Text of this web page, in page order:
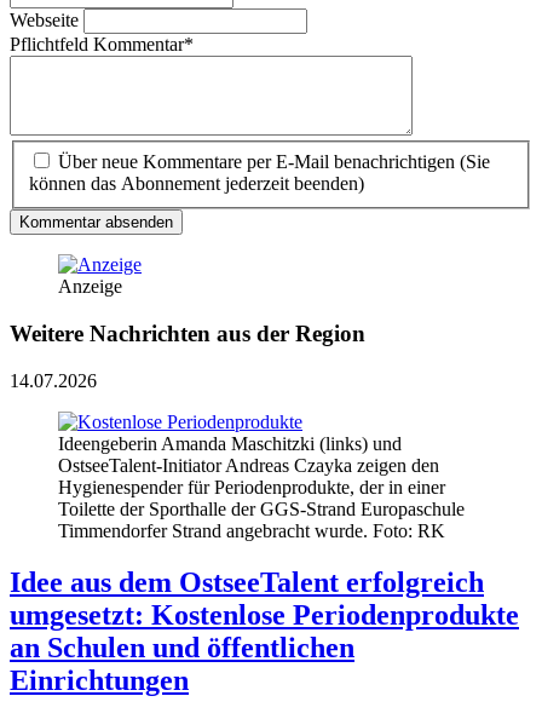
Webseite
Pflichtfeld Kommentar*
Über neue Kommentare per E-Mail benachrichtigen (Sie
können das Abonnement jederzeit beenden)
Kommentar absenden
Anzeige
Weitere Nachrichten aus der Region
14.07.2026
Ideengeberin Amanda Maschitzki (links) und
OstseeTalent-Initiator Andreas Czayka zeigen den
Hygienespender für Periodenprodukte, der in einer
Toilette der Sporthalle der GGS-Strand Europaschule
Timmendorfer Strand angebracht wurde. Foto: RK
Idee aus dem OstseeTalent erfolgreich
umgesetzt: Kostenlose Periodenprodukte
an Schulen und öffentlichen
Einrichtungen